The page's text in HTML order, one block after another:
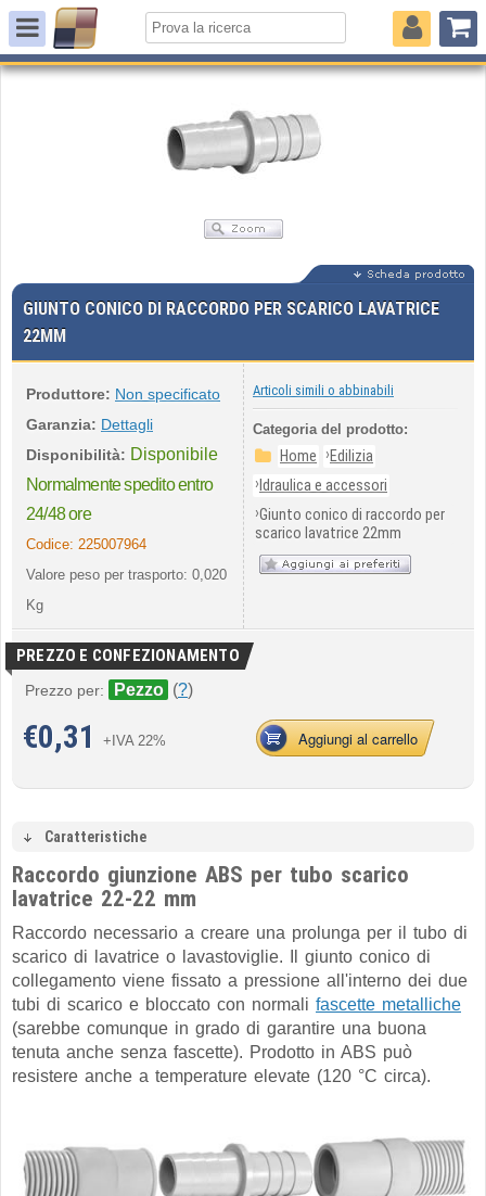
GIUNTO CONICO DI RACCORDO PER SCARICO LAVATRICE
22MM
Produttore: Non specificato
Garanzia: Dettagli
Disponibilità: Disponibile
Normalmente spedito entro
24/48 ore
Codice: 225007964
Valore peso per trasporto: 0,020
Kg
Articoli simili o abbinabili
Categoria del prodotto:
Home ›Edilizia
› Idraulica e accessori
›Giunto conico di raccordo per
scarico lavatrice 22mm
PREZZO E CONFEZIONAMENTO
Prezzo per: Pezzo (?)
€0,31 +IVA 22% Aggiungi al carrello
Caratteristiche
Raccordo giunzione ABS per tubo scarico
lavatrice 22-22 mm
Raccordo necessario a creare una prolunga per il tubo di
scarico di lavatrice o lavastoviglie. Il giunto conico di
collegamento viene fissato a pressione all'interno dei due
tubi di scarico e bloccato con normali fascette metalliche
(sarebbe comunque in grado di garantire una buona
tenuta anche senza fascette). Prodotto in ABS può
resistere anche a temperature elevate (120 °C circa).